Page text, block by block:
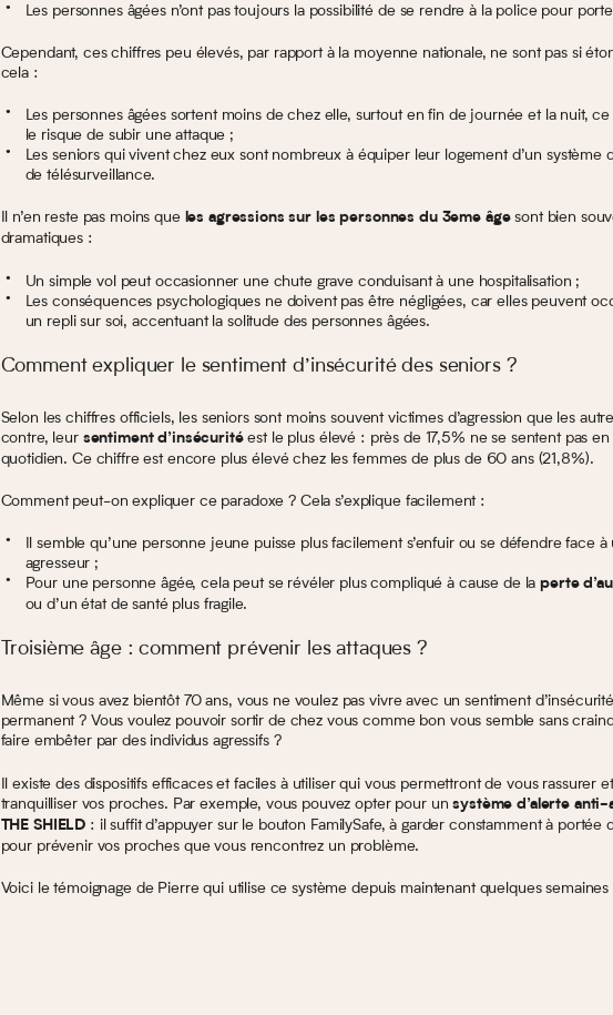
Les personnes âgées n’ont pas toujours la possibilité de se rendre à la police pour
Cependant, ces chiffres peu élevés, par rapport à la moyenne nationale, ne sont pas si
cela :
Les personnes âgées sortent moins de chez elle, surtout en fin de journée et la nuit,
le risque de subir une attaque ;
Les seniors qui vivent chez eux sont nombreux à équiper leur logement d’un système
de télésurveillance.
Il n’en reste pas moins que les agressions sur les personnes du 3eme âgesont bien
dramatiques :
Un simple vol peut occasionner une chute grave conduisant à une hospitalisation ;
Les conséquences psychologiques ne doivent pas être négligées, car elles peuvent
un repli sur soi, accentuant la solitude des personnes âgées.
Comment expliquer le sentiment d’insécurité des seniors ?
Selon les chiffres officiels, les seniors sont moins souvent victimes d’agression que les
contre, leur sentiment d’insécuritéest le plus élevé : près de 17,5% ne se sentent pas en
quotidien. Ce chiffre est encore plus élevé chez les femmes de plus de 60 ans (21,8%).
Comment peut-on expliquer ce paradoxe ? Cela s’explique facilement :
Il semble qu’une personne jeune puisse plus facilement s’enfuir ou se défendre face à
agresseur ;
Pour une personne âgée, cela peut se révéler plus compliqué à cause de laperte
ou d’un état de santé plus fragile.
Troisième âge : comment prévenir les attaques ?
Même si vous avez bientôt 70 ans, vous ne voulez pas vivre avec un sentiment d’insécurité
permanent ? Vous voulez pouvoir sortir de chez vous comme bon vous semble sans
faire embêter par des individus agressifs ?
Il existe des dispositifs efficaces et faciles à utiliser qui vous permettront de vous rassurer
tranquilliser vos proches. Par exemple, vous pouvez opter pour unsystème d’alerte anti-
THE SHIELD : il suffit d’appuyer sur le bouton FamilySafe, à garder constamment à portée
pour prévenir vos proches que vous rencontrez un problème.
Voici le témoignage de Pierre qui utilise ce système depuis maintenant quelques semaines